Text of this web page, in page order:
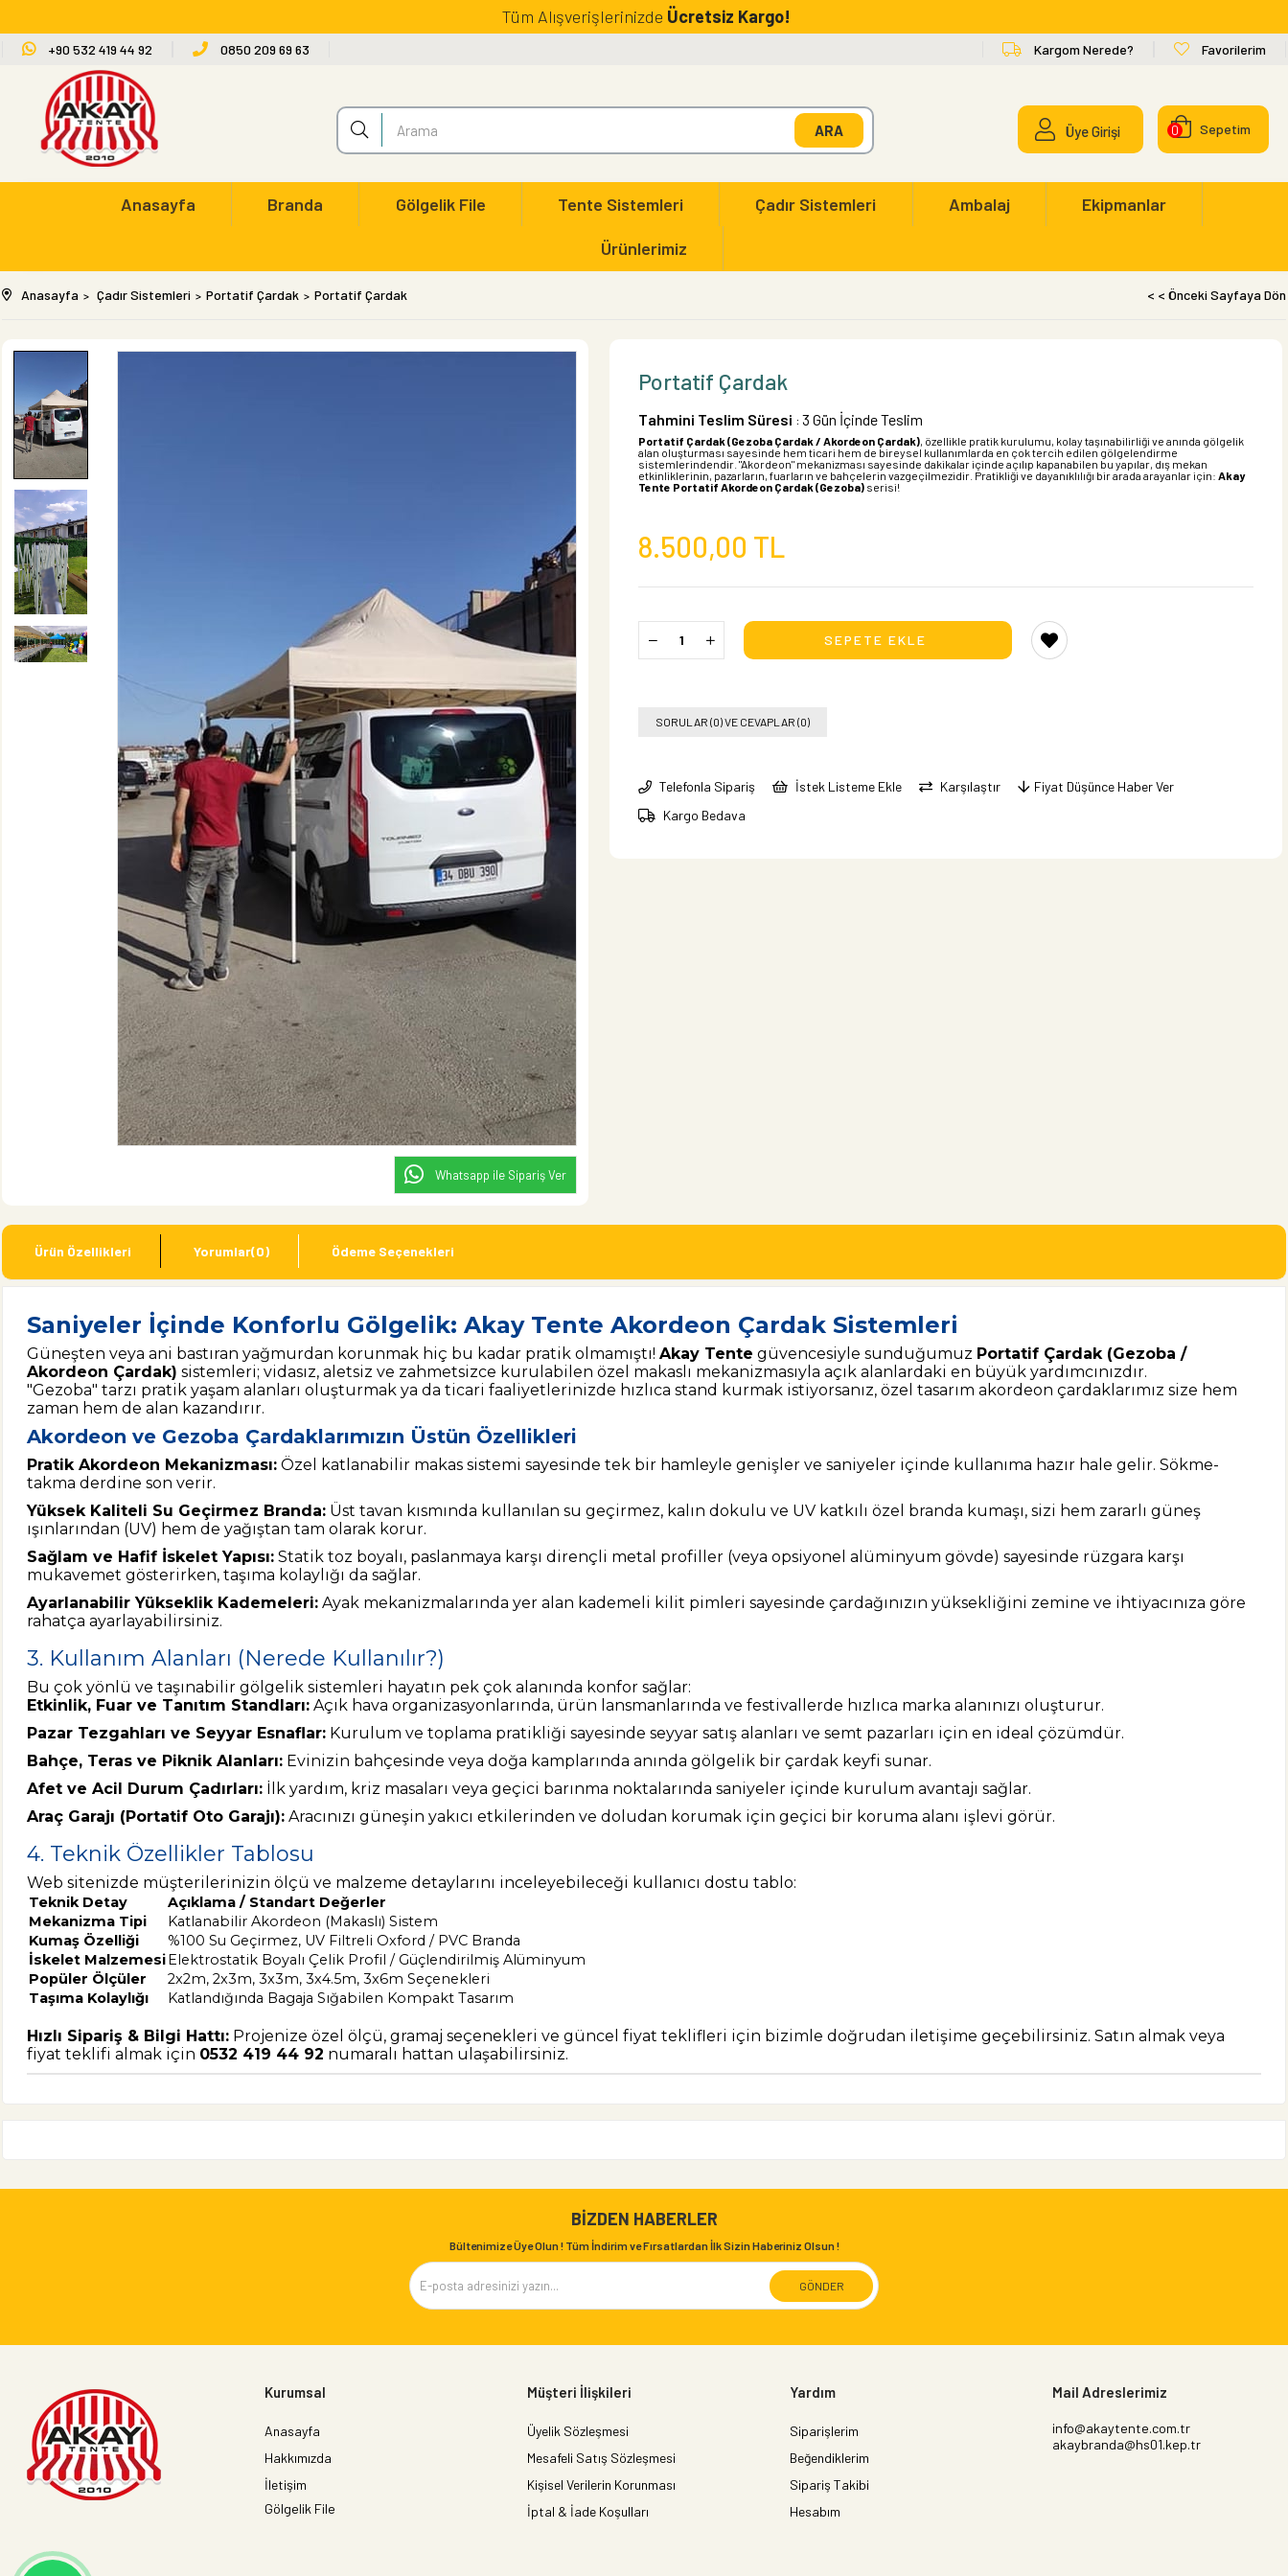
Tüm Alışverişlerinizde Ücretsiz Kargo!
+90 532 419 44 92 0850 209 69 63 Kargom Nerede? Favorilerim
Sepetim
0
Üye Girişi
Anasayfa Branda Gölgelik File Tente Sistemleri Çadır Sistemleri Ambalaj Ekipmanlar
Ürünlerimiz
Anasayfa Çadır Sistemleri Portatif Çardak Portatif Çardak < < Önceki Sayfaya Dön
Whatsapp ile Sipariş Ver
Portatif Çardak
Tahmini Teslim Süresi : 3 Gün İçinde Teslim
Portatif Çardak (Gezoba Çardak / Akordeon Çardak), özellikle pratik kurulumu, kolay taşınabilirliği ve anında gölgelik
alan oluşturması sayesinde hem ticari hem de bireysel kullanımlarda en çok tercih edilen gölgelendirme
sistemlerindendir. "Akordeon" mekanizması sayesinde dakikalar içinde açılıp kapanabilen bu yapılar, dış mekan
etkinliklerinin, pazarların, fuarların ve bahçelerin vazgeçilmezidir. Pratikliği ve dayanıklılığı bir arada arayanlar için: Akay
Tente Portatif Akordeon Çardak (Gezoba) serisi!
8.500,00 TL
SORULAR (0) VE CEVAPLAR (0)
Telefonla Sipariş İstek Listeme Ekle Karşılaştır
Fiyat Düşünce Haber Ver
Kargo Bedava
Ürün Özellikleri Yorumlar(0) Ödeme Seçenekleri
Saniyeler İçinde Konforlu Gölgelik: Akay Tente Akordeon Çardak Sistemleri
Güneşten veya ani bastıran yağmurdan korunmak hiç bu kadar pratik olmamıştı! Akay Tente güvencesiyle sunduğumuz Portatif Çardak (Gezoba /
Akordeon Çardak) sistemleri; vidasız, aletsiz ve zahmetsizce kurulabilen özel makaslı mekanizmasıyla açık alanlardaki en büyük yardımcınızdır.
"Gezoba" tarzı pratik yaşam alanları oluşturmak ya da ticari faaliyetlerinizde hızlıca stand kurmak istiyorsanız, özel tasarım akordeon çardaklarımız size hem
zaman hem de alan kazandırır.
Akordeon ve Gezoba Çardaklarımızın Üstün Özellikleri
Pratik Akordeon Mekanizması: Özel katlanabilir makas sistemi sayesinde tek bir hamleyle genişler ve saniyeler içinde kullanıma hazır hale gelir. Sökme-
takma derdine son verir.
Yüksek Kaliteli Su Geçirmez Branda: Üst tavan kısmında kullanılan su geçirmez, kalın dokulu ve UV katkılı özel branda kumaşı, sizi hem zararlı güneş
ışınlarından (UV) hem de yağıştan tam olarak korur.
Sağlam ve Hafif İskelet Yapısı: Statik toz boyalı, paslanmaya karşı dirençli metal profiller (veya opsiyonel alüminyum gövde) sayesinde rüzgara karşı
mukavemet gösterirken, taşıma kolaylığı da sağlar.
Ayarlanabilir Yükseklik Kademeleri: Ayak mekanizmalarında yer alan kademeli kilit pimleri sayesinde çardağınızın yüksekliğini zemine ve ihtiyacınıza göre
rahatça ayarlayabilirsiniz.
3. Kullanım Alanları (Nerede Kullanılır?)
Bu çok yönlü ve taşınabilir gölgelik sistemleri hayatın pek çok alanında konfor sağlar:
Etkinlik, Fuar ve Tanıtım Standları: Açık hava organizasyonlarında, ürün lansmanlarında ve festivallerde hızlıca marka alanınızı oluşturur.
Pazar Tezgahları ve Seyyar Esnaflar: Kurulum ve toplama pratikliği sayesinde seyyar satış alanları ve semt pazarları için en ideal çözümdür.
Bahçe, Teras ve Piknik Alanları: Evinizin bahçesinde veya doğa kamplarında anında gölgelik bir çardak keyfi sunar.
Afet ve Acil Durum Çadırları: İlk yardım, kriz masaları veya geçici barınma noktalarında saniyeler içinde kurulum avantajı sağlar.
Araç Garajı (Portatif Oto Garajı): Aracınızı güneşin yakıcı etkilerinden ve doludan korumak için geçici bir koruma alanı işlevi görür.
4. Teknik Özellikler Tablosu
Web sitenizde müşterilerinizin ölçü ve malzeme detaylarını inceleyebileceği kullanıcı dostu tablo:
Teknik Detay
Açıklama / Standart Değerler
Mekanizma Tipi
Katlanabilir Akordeon (Makaslı) Sistem
Kumaş Özelliği
%100 Su Geçirmez, UV Filtreli Oxford / PVC Branda
İskelet Malzemesi Elektrostatik Boyalı Çelik Profil / Güçlendirilmiş Alüminyum
Popüler Ölçüler
2x2m, 2x3m, 3x3m, 3x4.5m, 3x6m Seçenekleri
Taşıma Kolaylığı
Katlandığında Bagaja Sığabilen Kompakt Tasarım
Hızlı Sipariş & Bilgi Hattı: Projenize özel ölçü, gramaj seçenekleri ve güncel fiyat teklifleri için bizimle doğrudan iletişime geçebilirsiniz. Satın almak veya
fiyat teklifi almak için 0532 419 44 92 numaralı hattan ulaşabilirsiniz.
BIZDEN HABERLER
Bültenimize Üye Olun ! Tüm İndirim ve Fırsatlardan İlk Sizin Haberiniz Olsun !
GÖNDER
Kurumsal
Anasayfa
Hakkımızda
İletişim
Gölgelik File
Müşteri İlişkileri
Üyelik Sözleşmesi
Mesafeli Satış Sözleşmesi
Kişisel Verilerin Korunması
İptal & İade Koşulları
Yardım
Siparişlerim
Beğendiklerim
Sipariş Takibi
Hesabım
Mail Adreslerimiz
info@akaytente.com.tr
akaybranda@hs01.kep.tr